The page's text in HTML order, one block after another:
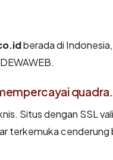
berada di
Situs dengan SSL
terkemuka cenderung